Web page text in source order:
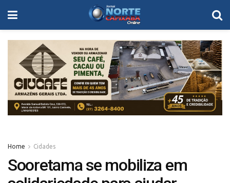
Home Cidades
Sooretama se mobiliza em